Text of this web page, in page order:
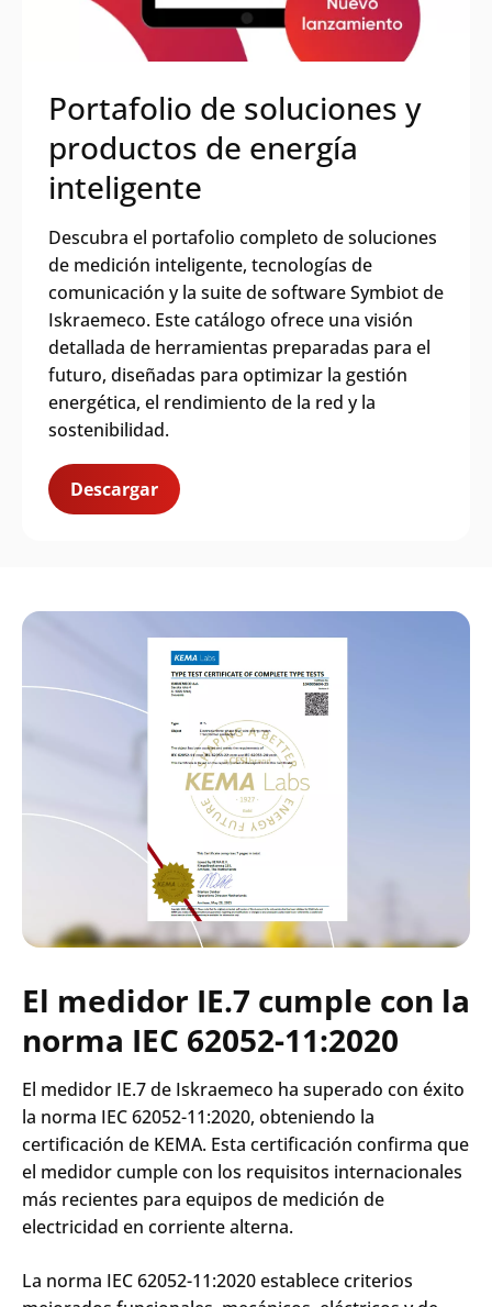
Portafolio de soluciones y
productos de energía
inteligente
Descubra el portafolio completo de soluciones
de medición inteligente, tecnologías de
comunicación y la suite de software Symbiot de
Iskraemeco. Este catálogo ofrece una visión
detallada de herramientas preparadas para el
futuro, diseñadas para optimizar la gestión
energética, el rendimiento de la red y la
sostenibilidad.
Descargar
El medidor IE.7 cumple con la
norma IEC 62052-11:2020
El medidor IE.7 de Iskraemeco ha superado con éxito
la norma IEC 62052-11:2020, obteniendo la
certificación de KEMA. Esta certificación confirma que
el medidor cumple con los requisitos internacionales
más recientes para equipos de medición de
electricidad en corriente alterna.
La norma IEC 62052-11:2020 establece criterios